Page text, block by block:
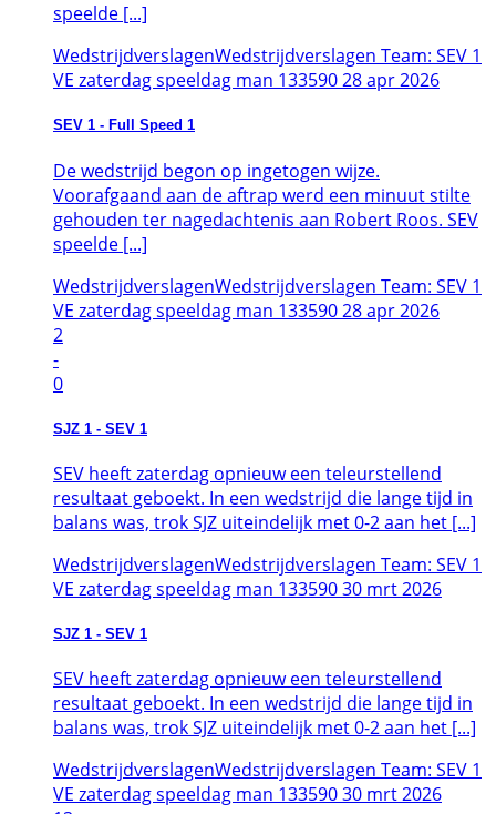
speelde [...]
WedstrijdverslagenWedstrijdverslagen Team: SEV 1
VE zaterdag speeldag man 13359028apr2026
SEV 1 - Full Speed 1
De wedstrijd begon op ingetogen wijze.
Voorafgaand aan de aftrap werd een minuut stilte
gehouden ter nagedachtenis aan Robert Roos. SEV
speelde [...]
WedstrijdverslagenWedstrijdverslagen Team: SEV 1
VE zaterdag speeldag man 13359028apr2026
2
-
0
SJZ 1 - SEV 1
SEV heeft zaterdag opnieuw een teleurstellend
resultaat geboekt. In een wedstrijd die lange tijd in
balans was, trok SJZ uiteindelijk met 0-2 aan het [...]
WedstrijdverslagenWedstrijdverslagen Team: SEV 1
VE zaterdag speeldag man 13359030 mrt2026
SJZ 1 - SEV 1
SEV heeft zaterdag opnieuw een teleurstellend
resultaat geboekt. In een wedstrijd die lange tijd in
balans was, trok SJZ uiteindelijk met 0-2 aan het [...]
WedstrijdverslagenWedstrijdverslagen Team: SEV 1
VE zaterdag speeldag man 13359030 mrt2026